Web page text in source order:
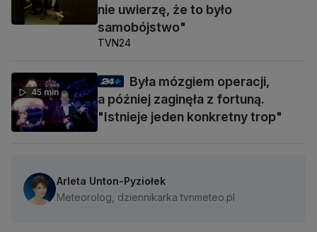
nie uwierzę, że to było
samobójstwo"
TVN24
45 min
Była mózgiem operacji,
a później zaginęła z fortuną.
"Istnieje jeden konkretny trop"
Arleta Unton-Pyziołek
Meteorolog, dziennikarka tvnmeteo.pl